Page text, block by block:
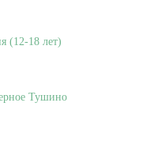
(12-18 лет)
Тушино